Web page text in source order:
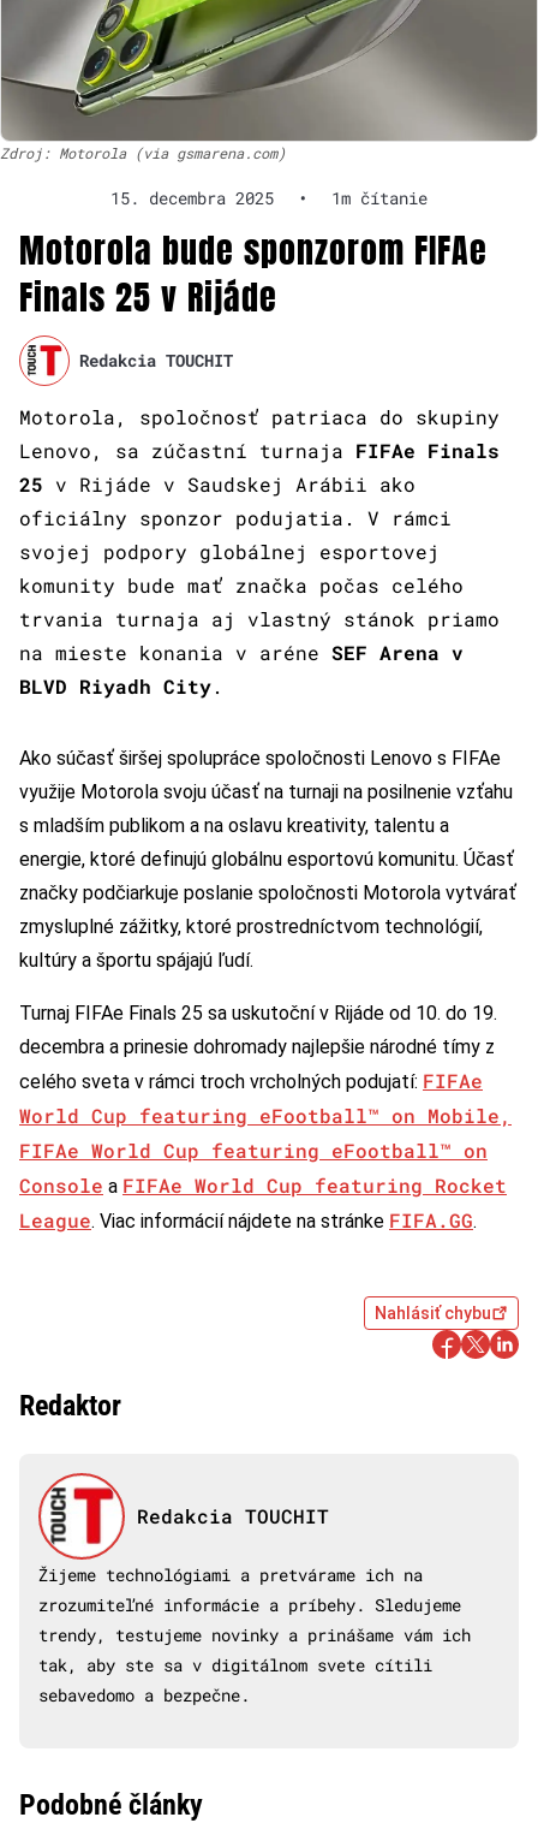
Zdroj: Motorola (via gsmarena.com)
15. decembra 2025 • 1m čítanie
Motorola bude sponzorom FIFAe
Finals 25 v Rijáde
Redakcia TOUCHIT
Motorola, spoločnosť patriaca do skupiny
Lenovo, sa zúčastní turnaja FIFAe Finals
25 v Rijáde v Saudskej Arábii ako
oficiálny sponzor podujatia. V rámci
svojej podpory globálnej esportovej
komunity bude mať značka počas celého
trvania turnaja aj vlastný stánok priamo
na mieste konania v aréne SEF Arena v
BLVD Riyadh City.
Ako súčasť širšej spolupráce spoločnosti Lenovo s FIFAe
využije Motorola svoju účasť na turnaji na posilnenie vzťahu
s mladším publikom a na oslavu kreativity, talentu a
energie, ktoré definujú globálnu esportovú komunitu. Účasť
značky podčiarkuje poslanie spoločnosti Motorola vytvárať
zmysluplné zážitky, ktoré prostredníctvom technológií,
kultúry a športu spájajú ľudí.
Turnaj FIFAe Finals 25 sa uskutoční v Rijáde od 10. do 19.
decembra a prinesie dohromady najlepšie národné tímy z
celého sveta v rámci troch vrcholných podujatí: FIFAe
World Cup featuring eFootball™ on Mobile,
FIFAe World Cup featuring eFootball™ on
Console a FIFAe World Cup featuring Rocket
League. Viac informácií nájdete na stránke FIFA.GG.
Nahlásiť chybu
Redaktor
Redakcia TOUCHIT
Žijeme technológiami a pretvárame ich na
zrozumiteľné informácie a príbehy. Sledujeme
trendy, testujeme novinky a prinášame vám ich
tak, aby ste sa v digitálnom svete cítili
sebavedomo a bezpečne.
Podobné články